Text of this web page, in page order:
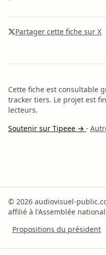
Partager cette fiche sur X
Cette fiche est consultable
tracker tiers. Le projet est
lecteurs.
Soutenir sur Tipeee → ·
© 2026 audiovisuel-
affilié à l'Assemblée
Propositions du président
Recommandations du